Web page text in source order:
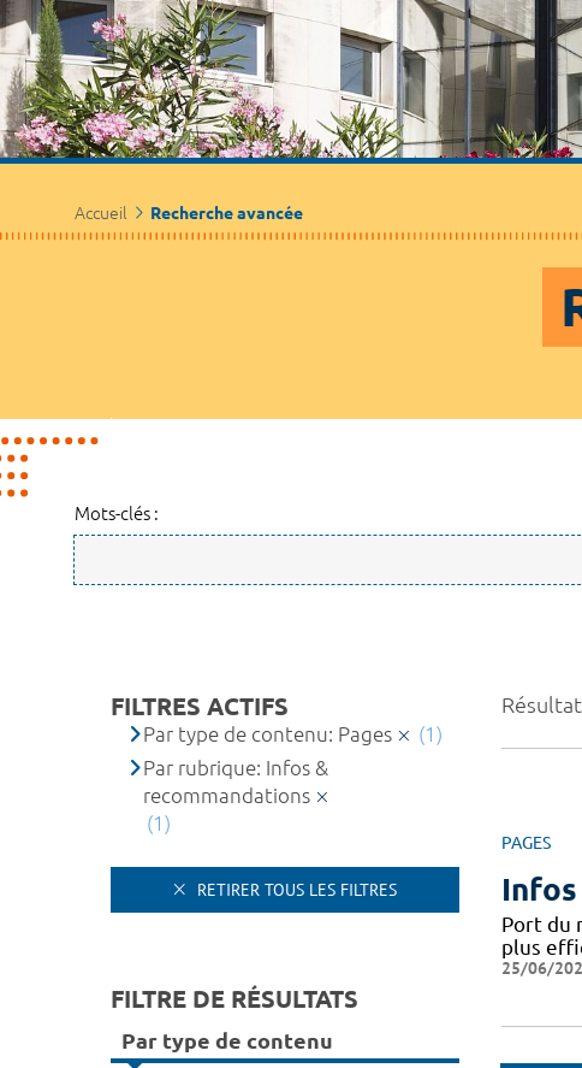
Accueil Recherche avancée
Mots-clés :
PAGES
Port du
plus
25/06/
FILTRES ACTIFS
Par type de contenu: Pages
(1)
Par rubrique: Infos &
recommandations
(1)
RETIRER TOUS LES FILTRES
FILTRE DE RÉSULTATS
Par type de contenu